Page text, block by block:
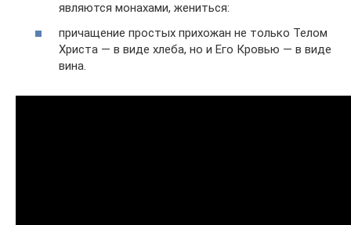
являются монахами, жениться:
причащение простых прихожан не только Телом
Христа — в виде хлеба, но и Его Кровью — в виде
вина.